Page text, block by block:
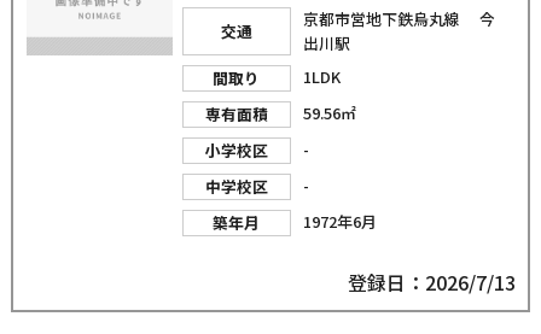
交通
京都市営地下鉄烏丸線 今
出川駅
間取り
1LDK
専有面積
59.56㎡
小学校区
-
中学校区
-
築年月
1972年6月
登録日：2026/7/13